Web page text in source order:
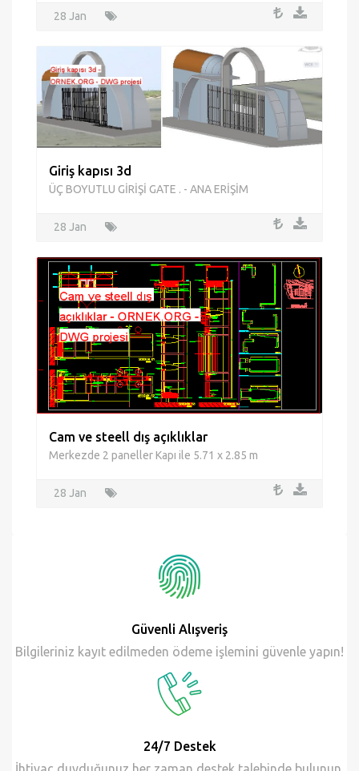
Giriş kapısı 3d
ÜÇ BOYUTLU GİRİŞİ GATE . - ANA ERİŞİM
Cam ve steell dış açıklıklar
Merkezde 2 paneller Kapı ile 5.71 x 2.85 m
Güvenli Alışveriş
Bilgileriniz kayıt edilmeden ödeme işlemini güvenle yapın!
24/7 Destek